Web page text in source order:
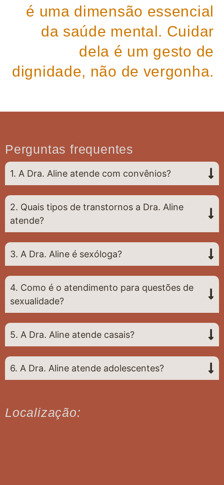
é uma dimensão essencial
da saúde mental. Cuidar
dela é um gesto de
dignidade, não de vergonha.
Perguntas frequentes
1. A Dra. Aline atende com convênios?
2. Quais tipos de transtornos a Dra. Aline
atende?
3. A Dra. Aline é sexóloga?
4. Como é o atendimento para questões de
sexualidade?
5. A Dra. Aline atende casais?
6. A Dra. Aline atende adolescentes?
Localização: